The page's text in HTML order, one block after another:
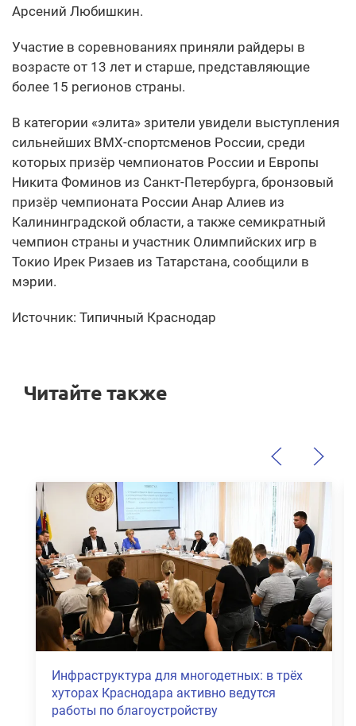
Арсений Любишкин.
Участие в соревнованиях приняли райдеры в
возрасте от 13 лет и старше, представляющие
более 15 регионов страны.
В категории «элита» зрители увидели выступления
сильнейших BMX-спортсменов России, среди
которых призёр чемпионатов России и Европы
Никита Фоминов из Санкт-Петербурга, бронзовый
призёр чемпионата России Анар Алиев из
Калининградской области, а также семикратный
чемпион страны и участник Олимпийских игр в
Токио Ирек Ризаев из Татарстана, сообщили в
мэрии.
Источник: Типичный Краснодар
Читайте также
В Прикубанском и Карасунском округах
Краснодара объявили режим ЧС после
атаки БПЛА